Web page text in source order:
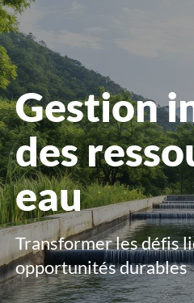
Gestion
des
eau
Transformer les défis
opportunités durables